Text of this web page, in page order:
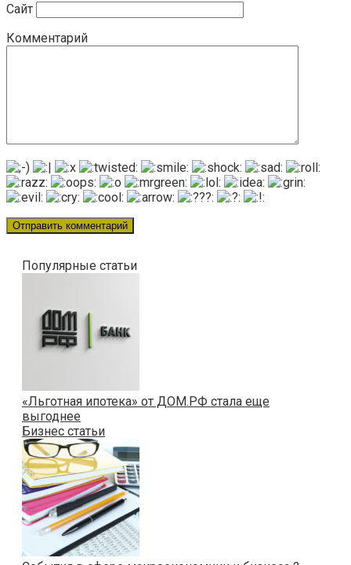
Сайт
Комментарий
Популярные статьи
«Льготная ипотека» от ДОМ.РФ стала еще
выгоднее
Бизнес статьи